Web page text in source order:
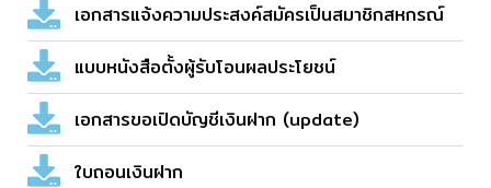
เอกสารแจ้งความประสงค์สมัครเป็นสมาชิกสหกรณ์
แบบหนังสือตั้งผู้รับโอนผลประโยชน์
เอกสารขอเปิดบัญชีเงินฝาก (update)
ใบถอนเงินฝาก